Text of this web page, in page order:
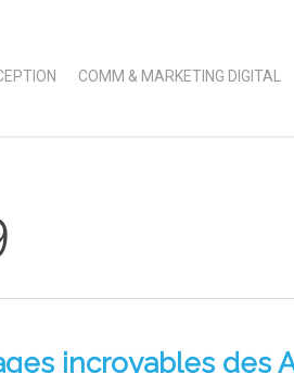
COMM & MARKETING DIGITAL
incroyables des